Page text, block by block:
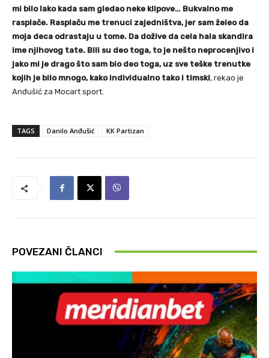
mi bilo lako kada sam gledao neke klipove… Bukvalno me
rasplače. Rasplaču me trenuci zajedništva, jer sam želeo da
moja deca odrastaju u tome. Da dožive da cela hala skandira
ime njihovog tate. Bili su deo toga, to je nešto neprocenjivo i
jako mi je drago što sam bio deo toga, uz sve teške trenutke
kojih je bilo mnogo, kako individualno tako i timski, rekao je
Anđušić za Mocart sport.
TAGS Danilo Anđušić KK Partizan
POVEZANI ČLANCI